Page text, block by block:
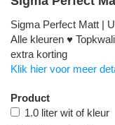
Sigma Perfect Matt |
Alle kleuren ♥
extra korting
Klik hier voor meer
Product
1.0 liter wit of kleur